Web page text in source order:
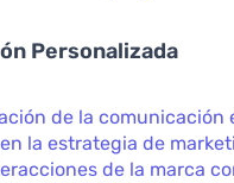
Personalizada
de la comunicación
la estrategia de
de la marca